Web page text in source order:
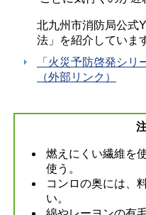
北九州市消防局公式
法」を紹介していま
「火災予防啓発シ
（外部リンク）
燃えにくい繊維を
使う。
コンロの奥には、
い。